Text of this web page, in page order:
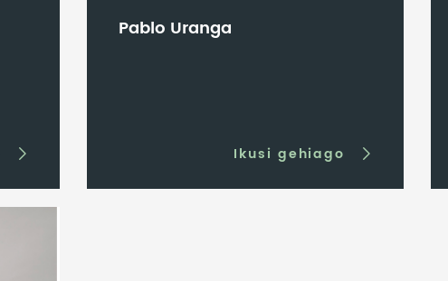
Pablo Uranga
Ikusi gehiago